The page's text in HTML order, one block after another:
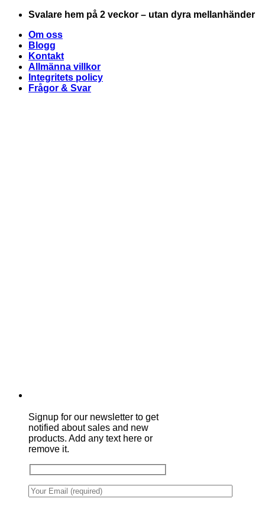
Skip
content
Svalare hem på 2 veckor – utan dyra mellanhänder
Om oss
Blogg
Kontakt
Allmänna villkor
Integritets policy
Frågor & Svar
Signup for our newsletter to get
notified about sales and new
products. Add any text here or
remove it.